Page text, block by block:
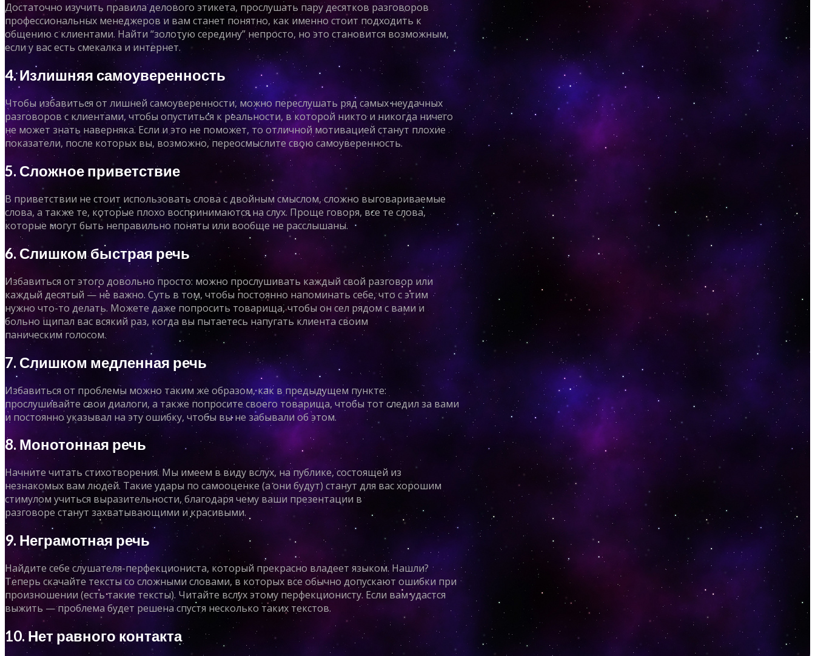
Достаточно изучить правила делового этикета, прослушать пару десятков разговоров
профессиональных менеджеров и вам станет понятно, как именно стоит подходить к
общению с клиентами. Найти “золотую середину” непросто, но это становится возможным,
если у вас есть смекалка и интернет.
4. Излишняя самоуверенность
Чтобы избавиться от лишней самоуверенности, можно переслушать ряд самых неудачных
разговоров с клиентами, чтобы опуститься к реальности, в которой никто и никогда ничего
не может знать наверняка. Если и это не поможет, то отличной мотивацией станут плохие
показатели, после которых вы, возможно, переосмыслите свою самоуверенность.
5. Сложное приветствие
В приветствии не стоит использовать слова с двойным смыслом, сложно выговариваемые
слова, а также те, которые плохо воспринимаются на слух. Проще говоря, все те слова,
которые могут быть неправильно поняты или вообще не расслышаны.
6. Слишком быстрая речь
Избавиться от этого довольно просто: можно прослушивать каждый свой разговор или
каждый десятый — не важно. Суть в том, чтобы постоянно напоминать себе, что с этим
нужно что-то делать. Можете даже попросить товарища, чтобы он сел рядом с вами и
больно щипал вас всякий раз, когда вы пытаетесь напугать клиента своим
паническим голосом.
7. Слишком медленная речь
Избавиться от проблемы можно таким же образом, как в предыдущем пункте:
прослушивайте свои диалоги, а также попросите своего товарища, чтобы тот следил за вами
и постоянно указывал на эту ошибку, чтобы вы не забывали об этом.
8. Монотонная речь
Начните читать стихотворения. Мы имеем в виду вслух, на публике, состоящей из
незнакомых вам людей. Такие удары по самооценке (а они будут) станут для вас хорошим
стимулом учиться выразительности, благодаря чему ваши презентации в
разговоре станут захватывающими и красивыми.
9. Неграмотная речь
Найдите себе слушателя-перфекциониста, который прекрасно владеет языком. Нашли?
Теперь скачайте тексты со сложными словами, в которых все обычно допускают ошибки при
произношении (есть такие тексты). Читайте вслух этому перфекционисту. Если вам удастся
выжить — проблема будет решена спустя несколько таких текстов.
10. Нет равного контакта